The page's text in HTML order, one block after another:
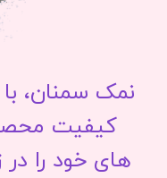
نمک سمنان،
کیفیت
های خود را